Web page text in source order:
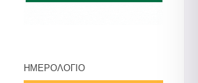
ΗΜΕΡΟΛΌΓΙΟ